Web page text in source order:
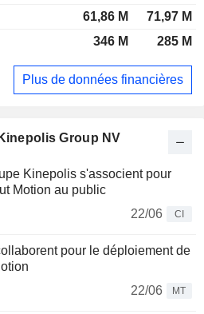
Group NV
Kinepolis s'associent pour
Motion au public
22/06
CI
pour le déploiement de
22/06
MT
61,86 M
71,97 M
346 M 285 M
Plus de données financières